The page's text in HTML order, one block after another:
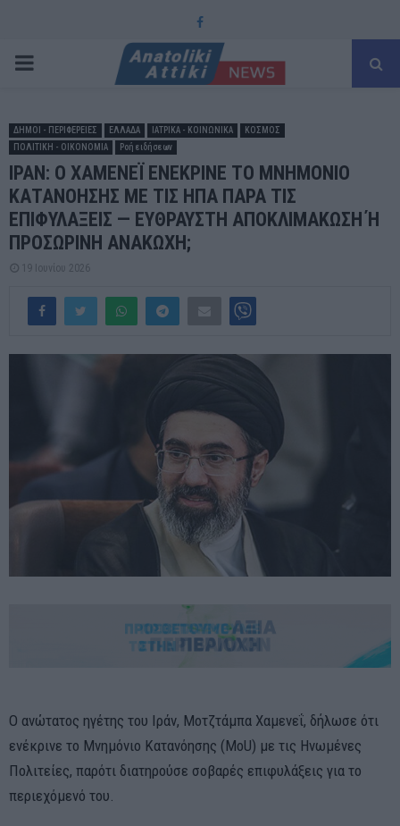
Facebook
PRIMARY
ΔΗΜΟΙ - ΠΕΡΙΦΕΡΕΙΕΣ ΕΛΛΑΔΑ ΙΑΤΡΙΚΑ - ΚΟΙΝΩΝΙΚΑ
ΚΟΣΜΟΣ
ΠΟΛΙΤΙΚΗ - ΟΙΚΟΝΟΜΙΑ
Ροή ειδήσεων
ΙΡΑΝ: Ο ΧΑΜΕΝΕΪ ΕΝΕΚΡΙΝΕ ΤΟ ΜΝΗΜΟΝΙΟ
ΚΑΤΑΝΟΗΣΗΣ ΜΕ ΤΙΣ ΗΠΑ ΠΑΡΑ ΤΙΣ
ΕΠΙΦΥΛΑΞΕΙΣ — ΕΥΘΡΑΥΣΤΗ ΑΠΟΚΛΙΜΑΚΩΣΗ Ή
ΠΡΟΣΩΡΙΝΗ ΑΝΑΚΩΧΗ;
19 Ιουνίου 2026
Ο ανώτατος ηγέτης του Ιράν, Μοτζτάμπα Χαμενεΐ, δήλωσε ότι
ενέκρινε το Μνημόνιο Κατανόησης (MoU) με τις Ηνωμένες
Πολιτείες, παρότι διατηρούσε σοβαρές επιφυλάξεις για το
περιεχόμενό του.